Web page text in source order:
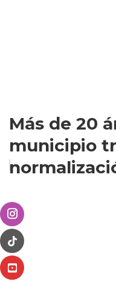
Más de 20
municipio